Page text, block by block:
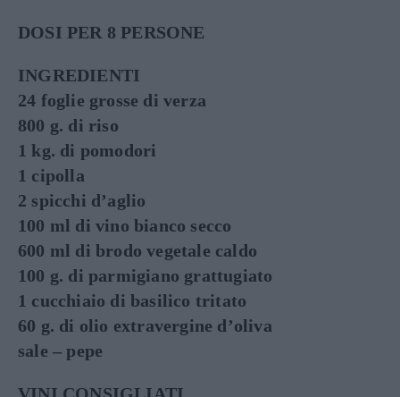
DOSI PER 8 PERSONE
INGREDIENTI
24 foglie grosse di verza
800 g. di riso
1 kg. di pomodori
1 cipolla
2 spicchi d’aglio
100 ml di vino bianco secco
600 ml di brodo vegetale caldo
100 g. di parmigiano grattugiato
1 cucchiaio di basilico tritato
60 g. di olio extravergine d’oliva
sale – pepe